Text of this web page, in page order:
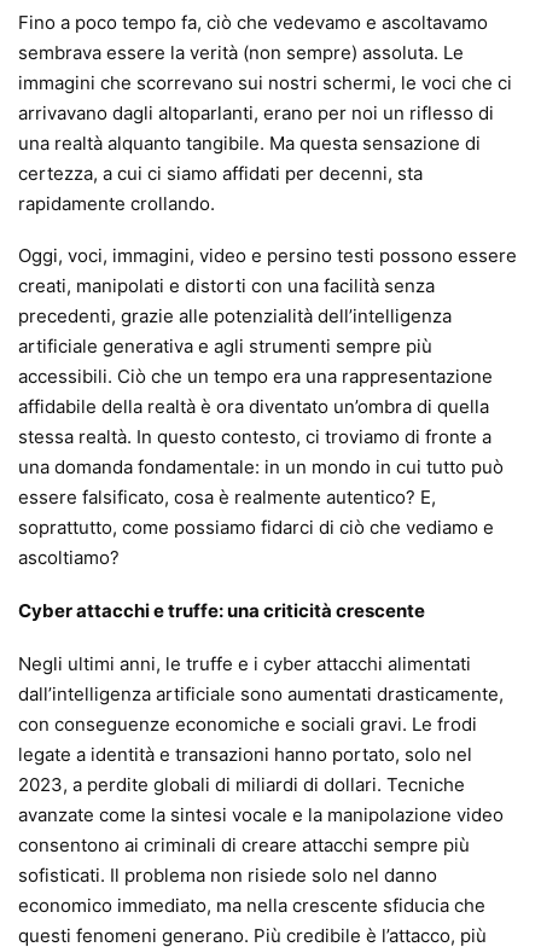
Fino a poco tempo fa, ciò che vedevamo e ascoltavamo
sembrava essere la verità (non sempre) assoluta. Le
immagini che scorrevano sui nostri schermi, le voci che ci
arrivavano dagli altoparlanti, erano per noi un riflesso di
una realtà alquanto tangibile. Ma questa sensazione di
certezza, a cui ci siamo affidati per decenni, sta
rapidamente crollando.
Oggi, voci, immagini, video e persino testi possono essere
creati, manipolati e distorti con una facilità senza
precedenti, grazie alle potenzialità dell’intelligenza
artificiale generativa e agli strumenti sempre più
accessibili. Ciò che un tempo era una rappresentazione
affidabile della realtà è ora diventato un’ombra di quella
stessa realtà. In questo contesto, ci troviamo di fronte a
una domanda fondamentale: in un mondo in cui tutto può
essere falsificato, cosa è realmente autentico? E,
soprattutto, come possiamo fidarci di ciò che vediamo e
ascoltiamo?
Cyber attacchi e truffe: una criticità crescente
Negli ultimi anni, le truffe e i cyber attacchi alimentati
dall’intelligenza artificiale sono aumentati drasticamente,
con conseguenze economiche e sociali gravi. Le frodi
legate a identità e transazioni hanno portato, solo nel
2023, a perdite globali di miliardi di dollari. Tecniche
avanzate come la sintesi vocale e la manipolazione video
consentono ai criminali di creare attacchi sempre più
sofisticati. Il problema non risiede solo nel danno
economico immediato, ma nella crescente sfiducia che
questi fenomeni generano. Più credibile è l’attacco, più